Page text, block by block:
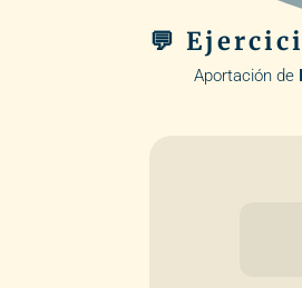
💬
Aportación de